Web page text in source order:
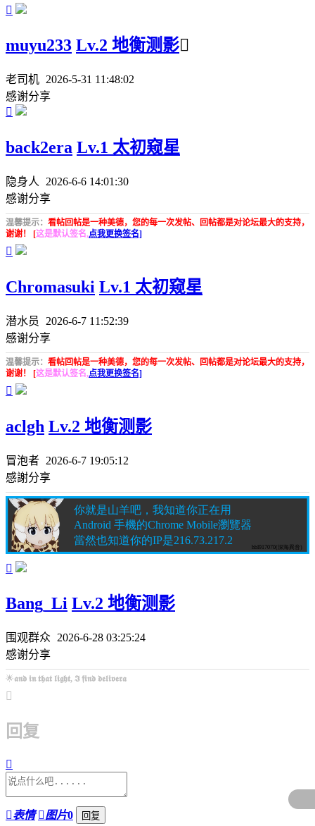

muyu233 Lv.2 地衡测影
老司机 2026-5-31 11:48:02
感谢分享

back2era Lv.1 太初窥星
隐身人
2026-6-6 14:01:30
感谢分享
温馨提示： 看帖回帖是一种美德，您的每一次发帖、回帖都是对论坛最大的支持，
谢谢！ [这是默认签名,点我更换签名]

Chromasuki Lv.1 太初窥星
潜水员
2026-6-7 11:52:39
感谢分享
温馨提示： 看帖回帖是一种美德，您的每一次发帖、回帖都是对论坛最大的支持，
谢谢！ [这是默认签名,点我更换签名]

aclgh Lv.2 地衡测影
冒泡者 2026-6-7 19:05:12
感謝分享

Bang_Li Lv.2 地衡测影
围观群众
2026-6-28 03:25:24
感谢分享
🌟𝖆𝖓𝖉 𝖎𝖓 𝖙𝖍𝖆𝖙 𝖑𝖎𝖌𝖍𝖙, 𝕴 𝖋𝖎𝖓𝖉 𝖉𝖊𝖑𝖎𝖛𝖊𝖗𝖆

回复

表情 图片0